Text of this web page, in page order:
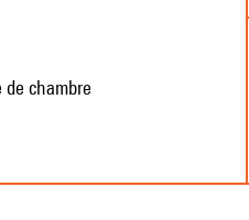
chambre